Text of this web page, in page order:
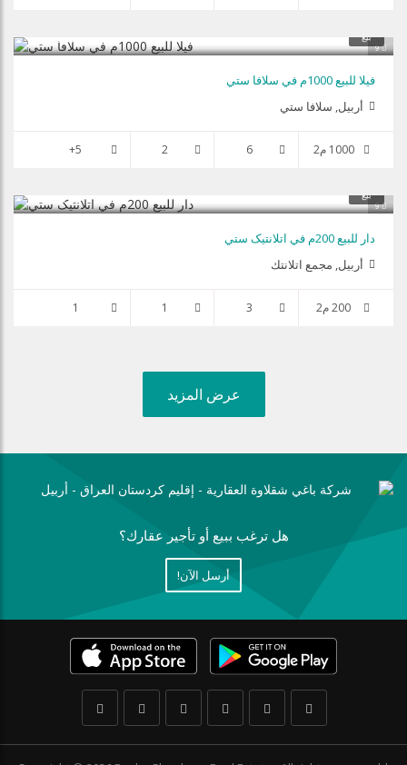
9
بيع $750,000
فيلا للبيع 1000م في سلافا ستي
أربيل, سلافا ستي
1000 م2 6
2
5+
9
بيع $125,000
دار للبيع 200م في اتلانتیک ستي
أربيل, مجمع اتلانتك
200 م2 3
1
1
عرض المزيد
هل ترغب ببيع أو تأجير عقارك؟
أرسل الآن!